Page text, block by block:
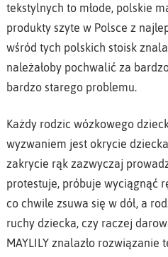
tekstylnych to młode, polskie
produkty szyte w Polsce z
wśród tych polskich stoisk
należałoby pochwalić za
bardzo starego problemu.
Każdy rodzic wózkowego
wyzwaniem jest okrycie
zakrycie rąk zazwyczaj
protestuje, próbuje wyciągnąć
co chwile zsuwa się w dół, a
ruchy dziecka, czy raczej
MAYLILY znalazło rozwiązanie